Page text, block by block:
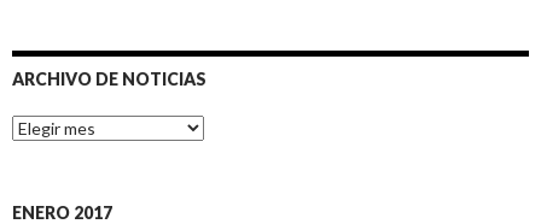
ARCHIVO DE NOTICIAS
A
r
iENERO 2017